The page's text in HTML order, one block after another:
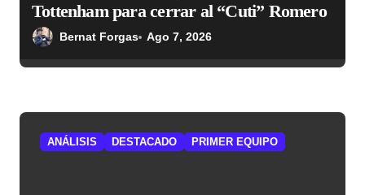
Tottenham para cerrar al “Cuti” Romero
Bernat Forgas Ago 7, 2026
ANÁLISIS DESTACADO PRIMER EQUIPO